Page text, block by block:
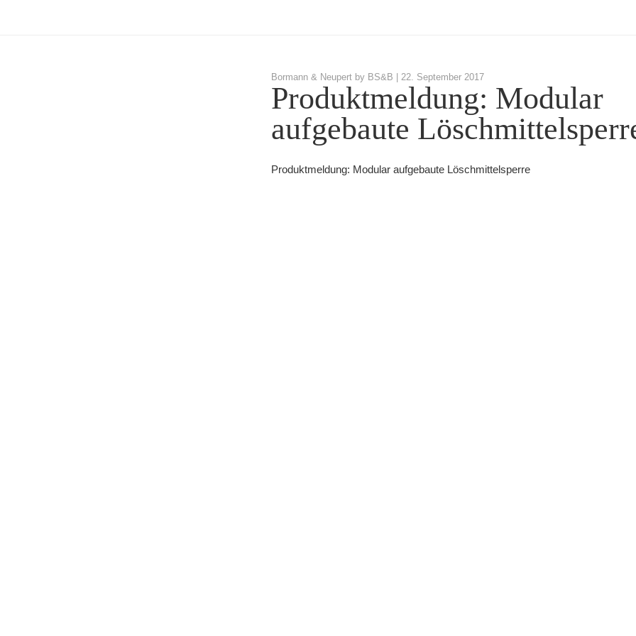
Bormann & Neupert by BS&B | 22. September 2017
Produktmeldung: Modular
aufgebaute
Produktmeldung: Modular aufgebaute Löschmittelsperre